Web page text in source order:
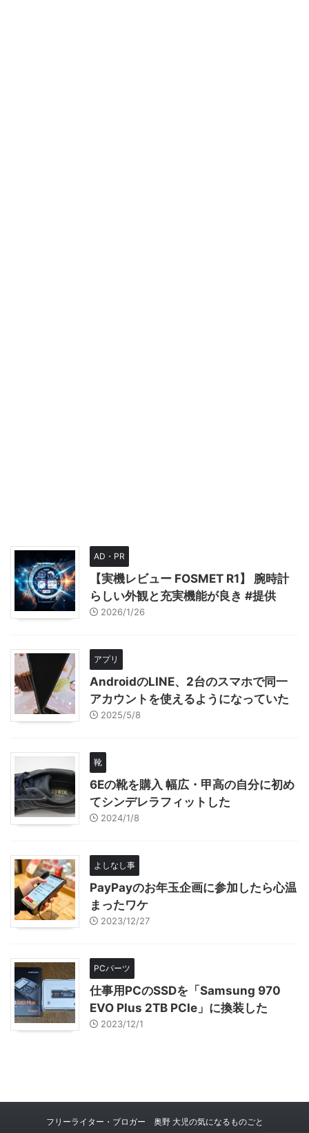
AD・PR
【実機レビュー FOSMET R1】 腕時計
らしい外観と充実機能が良き #提供
2026/1/26
アプリ
AndroidのLINE、2台のスマホで同一
アカウントを使えるようになっていた
2025/5/8
靴
6Eの靴を購入 幅広・甲高の自分に初め
てシンデレラフィットした
2024/1/8
よしなし事
PayPayのお年玉企画に参加したら心温
まったワケ
2023/12/27
PCパーツ
仕事用PCのSSDを「Samsung 970
EVO Plus 2TB PCIe」に換装した
2023/12/1
フリーライター・ブロガー 奥野 大児の気になるものごと